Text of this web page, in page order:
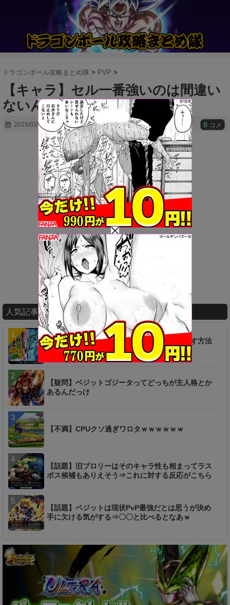
ドラゴンボール攻略まとめ隊 > PVP >
【キャラ】セル一番強いのは間違い
ないんだけどな…
2025/03/08 0 コメ
人気記事ランキング
【疑問】超時空ラッシュは一つ前からやり直す方法
は無いのか…？
【疑問】ベジットゴジータってどっちが主人格とか
あるんだっけ
【不満】CPUクソ過ぎワロタｗｗｗｗｗｗ
【話題】旧ブロリーはそのキャラ性も相まってラス
ボス候補もありえそう⇒これに対する反応がこちら
【話題】ベジットは現状PvP最強だとは思うが決め
手に欠ける気がする⇒〇〇と比べるとなあｗ